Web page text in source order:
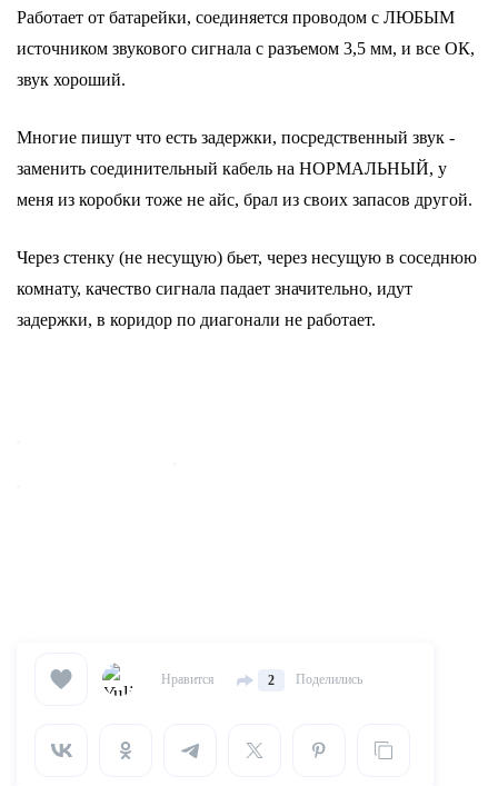
Работает от батарейки, соединяется проводом с ЛЮБЫМ
источником звукового сигнала с разъемом 3,5 мм, и все ОК,
звук хороший.
Многие пишут что есть задержки, посредственный звук -
заменить соединительный кабель на НОРМАЛЬНЫЙ, у
меня из коробки тоже не айс, брал из своих запасов другой.
Через стенку (не несущую) бьет, через несущую в соседнюю
комнату, качество сигнала падает значительно, идут
задержки, в коридор по диагонали не работает.
Нравится 2 Поделились